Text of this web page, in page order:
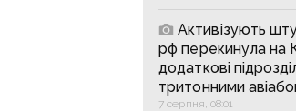
Активізують
рф перекинула на
додаткові
тритонними
7 серпня, 08:01